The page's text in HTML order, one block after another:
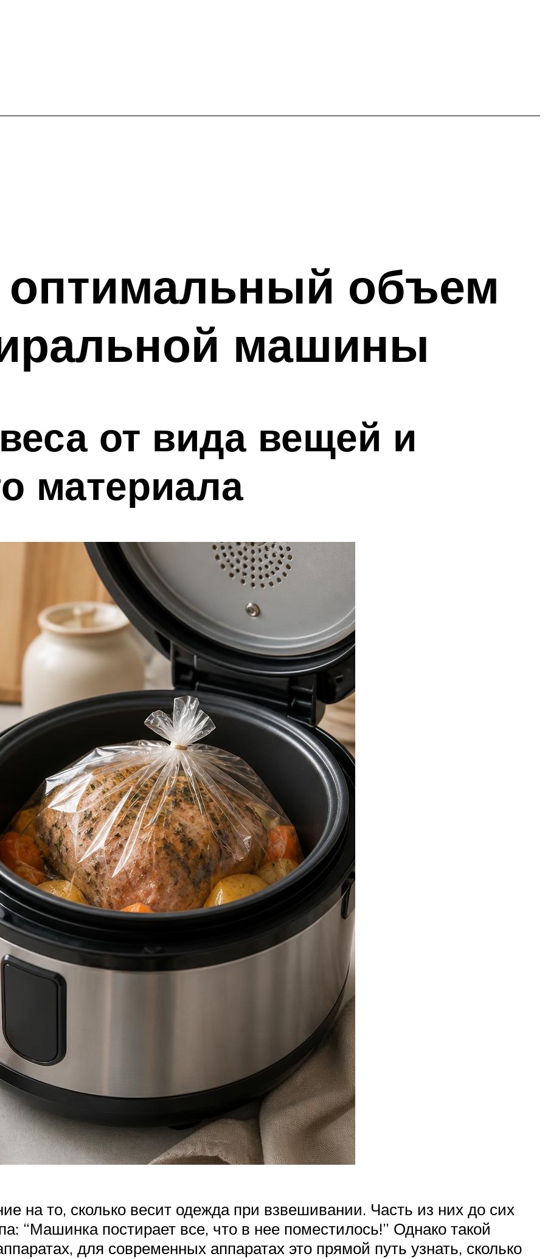
объем
машины
от вида вещей и
материала
на то, сколько весит одежда при взвешивании. Часть из них до сих
“Машинка постирает все, что в нее поместилось!” Однако такой
для современных аппаратах это прямой путь узнать, сколько